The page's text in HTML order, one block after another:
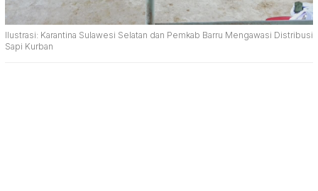
Ilustrasi: Karantina Sulawesi Selatan dan Pemkab Barru Mengawasi Distribusi
Sapi Kurban